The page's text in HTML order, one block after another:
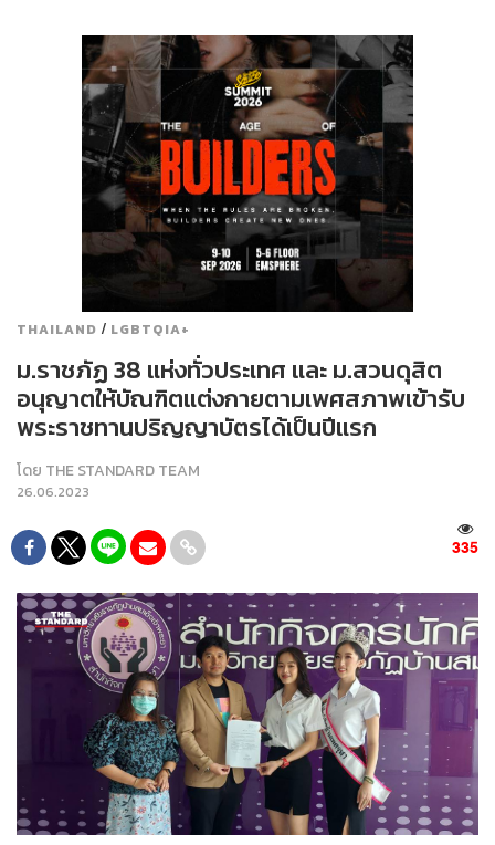
THAILAND / LGBTQIA+
ม.ราชภัฏ 38 แห่งทั่วประเทศ และ ม.สวนดุสิต
อนุญาตให้บัณฑิตแต่งกายตามเพศสภาพเข้ารับ
พระราชทานปริญญาบัตรได้เป็นปีแรก
โดย THE STANDARD TEAM
26.06.2023
335